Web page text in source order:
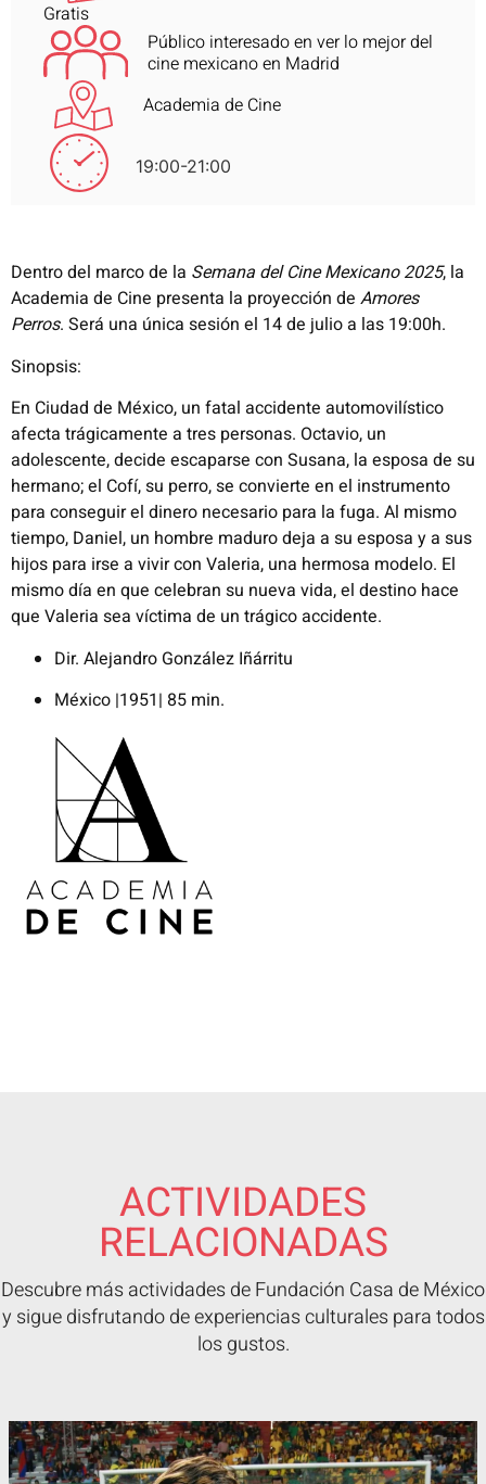
Gratis
Público interesado en ver lo mejor del
cine mexicano en Madrid
Academia de Cine
19:00-21:00
Dentro del marco de la Semana del Cine Mexicano 2025, la
Academia de Cine presenta la proyección de Amores
Perros. Será una única sesión el 14 de julio a las 19:00h.
Sinopsis:
En Ciudad de México, un fatal accidente automovilístico
afecta trágicamente a tres personas. Octavio, un
adolescente, decide escaparse con Susana, la esposa de su
hermano; el Cofí, su perro, se convierte en el instrumento
para conseguir el dinero necesario para la fuga. Al mismo
tiempo, Daniel, un hombre maduro deja a su esposa y a sus
hijos para irse a vivir con Valeria, una hermosa modelo. El
mismo día en que celebran su nueva vida, el destino hace
que Valeria sea víctima de un trágico accidente.
Dir. Alejandro González Iñárritu
México |1951| 85 min.
ACTIVIDADES
RELACIONADAS
Descubre más actividades de Fundación Casa de México
y sigue disfrutando de experiencias culturales para todos
los gustos.